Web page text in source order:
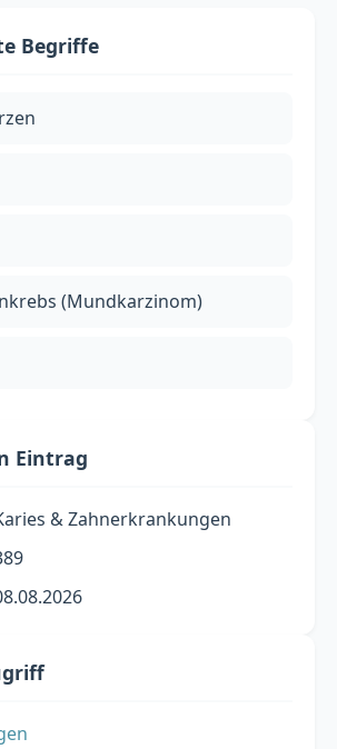
Begriffe
(Mundkarzinom)
Eintrag
& Zahnerkrankungen